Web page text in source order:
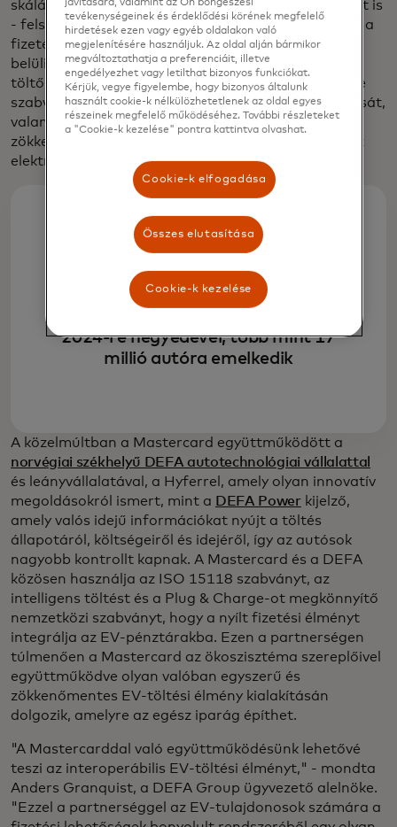
skáláján - beleértve az elektromos járművek töltését is
- felszabadítsa a hozzáférést. Ez magában foglalja a
fizetési és a csatlakoztatott autók ökoszisztémáján
belüli partnerségek kialakítását az érintésmentes
töltőpontok elterjedése érdekében, a Plug & Charge
szabványosításának globális, nyílt hurkú támogatását,
valamint egy új platform kifejlesztését a
zökkenőmentes digitális fizetések támogatására az
elektromos járművek töltéséhez.
25.6%
Az elektromos és plug-in hibrid
2024-re negyedével, több mint 17
millió autóra emelkedik
A közelmúltban a Mastercard együttműködött a
norvégiai székhelyű DEFA autotechnológiai vállalattal
és leányvállalatával, a Hyferrel, amely olyan innovatív
megoldásokról ismert, mint a DEFA Powerkijelző,
amely valós idejű információkat nyújt a töltés
állapotáról, költségeiről és idejéről, így az autósok
nagyobb kontrollt kapnak. A Mastercard és a DEFA
közösen használja az ISO 15118 szabványt, az
intelligens töltést és a Plug & Charge-ot megkönnyítő
nemzetközi szabványt, hogy a nyílt fizetési élményt
integrálja az EV-pénztárakba. Ezen a partnerségen
túlmenően a Mastercard az ökoszisztéma szereplőivel
együttműködve olyan valóban egyszerű és
zökkenőmentes EV-töltési élmény kialakításán
dolgozik, amelyre az egész iparág építhet.
"A Mastercarddal való együttműködésünk lehetővé
teszi az interoperábilis EV-töltési élményt," - mondta
Anders Granquist, a DEFA Group ügyvezető alelnöke.
"Ezzel a partnerséggel az EV-tulajdonosok számára a
javítására, valamint az Ön böngészési
tevékenységeinek és érdeklődési körének megfelelő
hirdetések ezen vagy egyéb oldalakon való
megjelenítésére használjuk. Az oldal alján bármikor
megváltoztathatja a preferenciáit, illetve
engedélyezhet vagy letilthat bizonyos funkciókat.
Kérjük, vegye figyelembe, hogy bizonyos általunk
használt cookie-k nélkülözhetetlenek az oldal egyes
részeinek megfelelő működéséhez. További részleteket
a "Cookie-k kezelése" pontra kattintva olvashat.
Cookie-k elfogadása
Összes elutasítása
Cookie-k kezelése